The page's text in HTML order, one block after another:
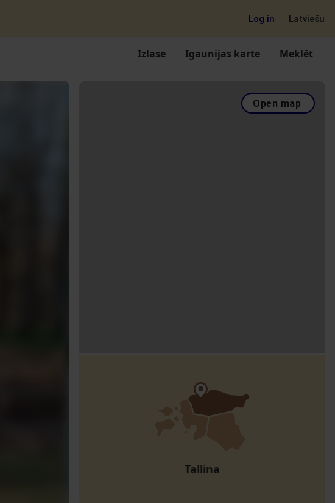
Log in Latviešu
Izlase Igaunijas karte Meklēt
Open map
Tallina